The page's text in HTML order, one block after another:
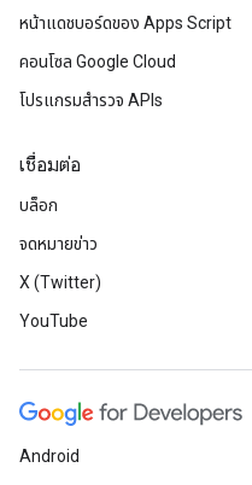
หน้าแดชบอร์ดของ Apps Script
คอนโซล Google Cloud
โปรแกรมสำรวจ APIs
เชื่อมต่อ
บล็อก
จดหมายข่าว
X (Twitter)
YouTube
Android